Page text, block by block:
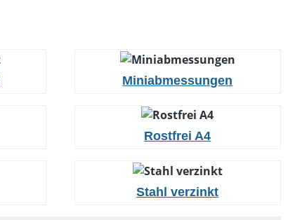
Miniabmessungen
Rostfrei A4
Stahl verzinkt